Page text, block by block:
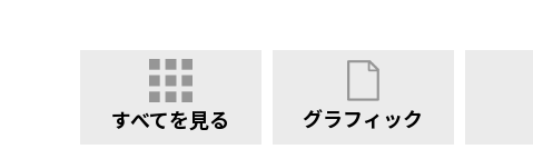
すべてを見る グラフィック